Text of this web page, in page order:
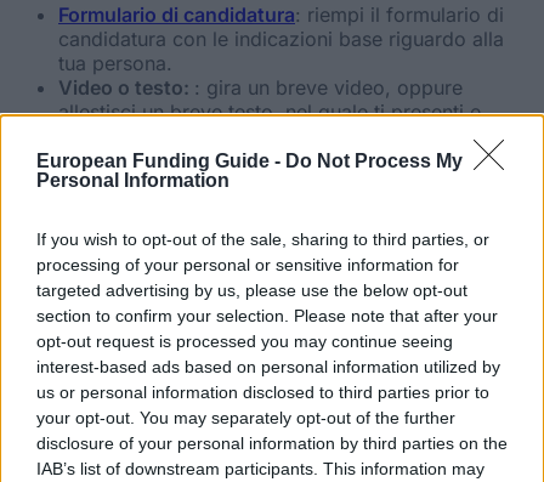
European Funding Guide - Do Not Process My
Personal Information
If you wish to opt-out of the sale, sharing to third parties, or
processing of your personal or sensitive information for
targeted advertising by us, please use the below opt-out
section to confirm your selection. Please note that after your
opt-out request is processed you may continue seeing
interest-based ads based on personal information utilized by
us or personal information disclosed to third parties prior to
your opt-out. You may separately opt-out of the further
disclosure of your personal information by third parties on the
IAB’s list of downstream participants. This information may
Formulario di candidatura: riempi il formulario di
candidatura con le indicazioni base riguardo alla
tua persona.
Video o testo: : gira un breve video, oppure
allestisci un breve testo, nel quale ti presenti e
spieghi cosa ti rende lo studente più parsimonioso
d’Italia.
Puoi caricare il tuo video su qualsiasi portale video
essere indicato nel formulario di candidatura, e
direttamente copiabile.
formulario di candidatura firmato presso borsa-di-
studio@sparheld.de oppure puoi caricarla su
www.signorsconto.it/borsa-di-studionella sezione
“Partecipa”.
L’allegato non deve superare i 2 MB.
Termini